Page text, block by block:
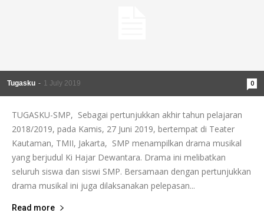
satın al
Panel
Tugasku - 1 July 2019 0
TUGASKU-SMP, Sebagai pertunjukkan akhir tahun pelajaran
2018/2019, pada Kamis, 27 Juni 2019, bertempat di Teater
Kautaman, TMII, Jakarta, SMP menampilkan drama musikal
yang berjudul Ki Hajar Dewantara. Drama ini melibatkan
seluruh siswa dan siswi SMP. Bersamaan dengan pertunjukkan
drama musikal ini juga dilaksanakan pelepasan...
Read more